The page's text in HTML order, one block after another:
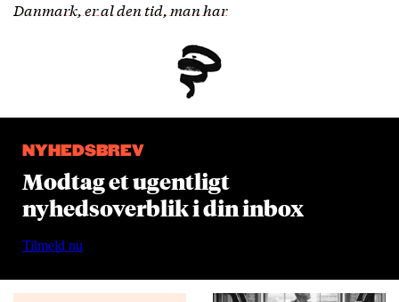
Danmark, er al den tid, man har
NYHEDSBREV
Modtag et ugentligt
nyhedsoverblik i din inbox
Tilmeld nu